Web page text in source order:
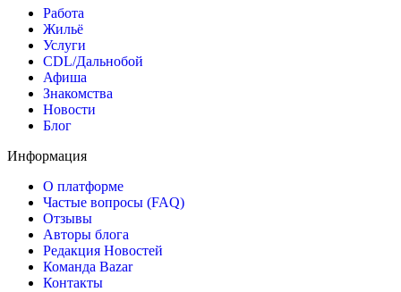
Работа
Жильё
Услуги
CDL/Дальнобой
Афиша
Знакомства
Новости
Блог
Информация
О платформе
Частые вопросы (FAQ)
Отзывы
Авторы блога
Редакция Новостей
Команда Bazar
Контакты